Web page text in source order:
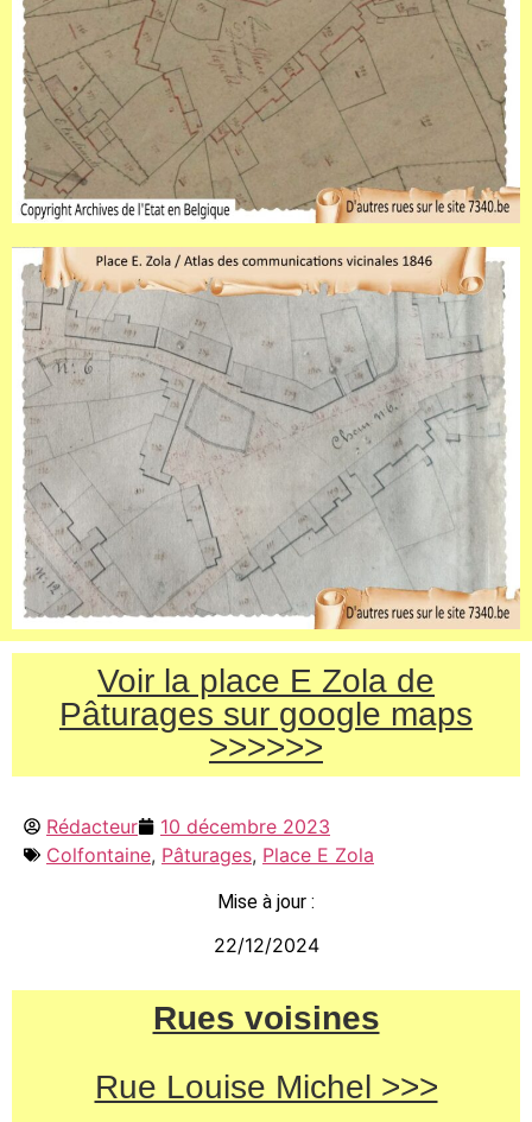
Voir la place E Zola de
Pâturages sur google maps
>>>>>>
Rédacteur
10 décembre 2023
Colfontaine, Pâturages, Place E Zola
Mise à jour :
22/12/2024
Rues voisines
Rue Louise Michel >>>